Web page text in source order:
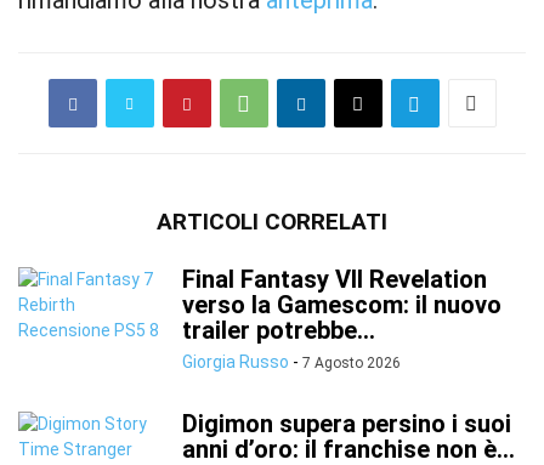
ARTICOLI CORRELATI
Final Fantasy VII Revelation
verso la Gamescom: il nuovo
trailer potrebbe...
Giorgia Russo - 7 Agosto 2026
Digimon supera persino i suoi
anni d’oro: il franchise non è...